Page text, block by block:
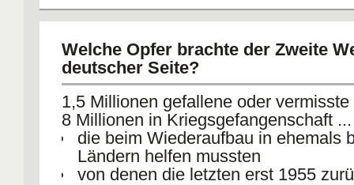
Welche Opfer brachte der Zweite
deutscher Seite?
1,5 Millionen gefallene oder
8 Millionen in Kriegsgefangenschaft ...
die beim Wiederaufbau in ehemals
Ländern helfen mussten
von denen die letzten erst 1955